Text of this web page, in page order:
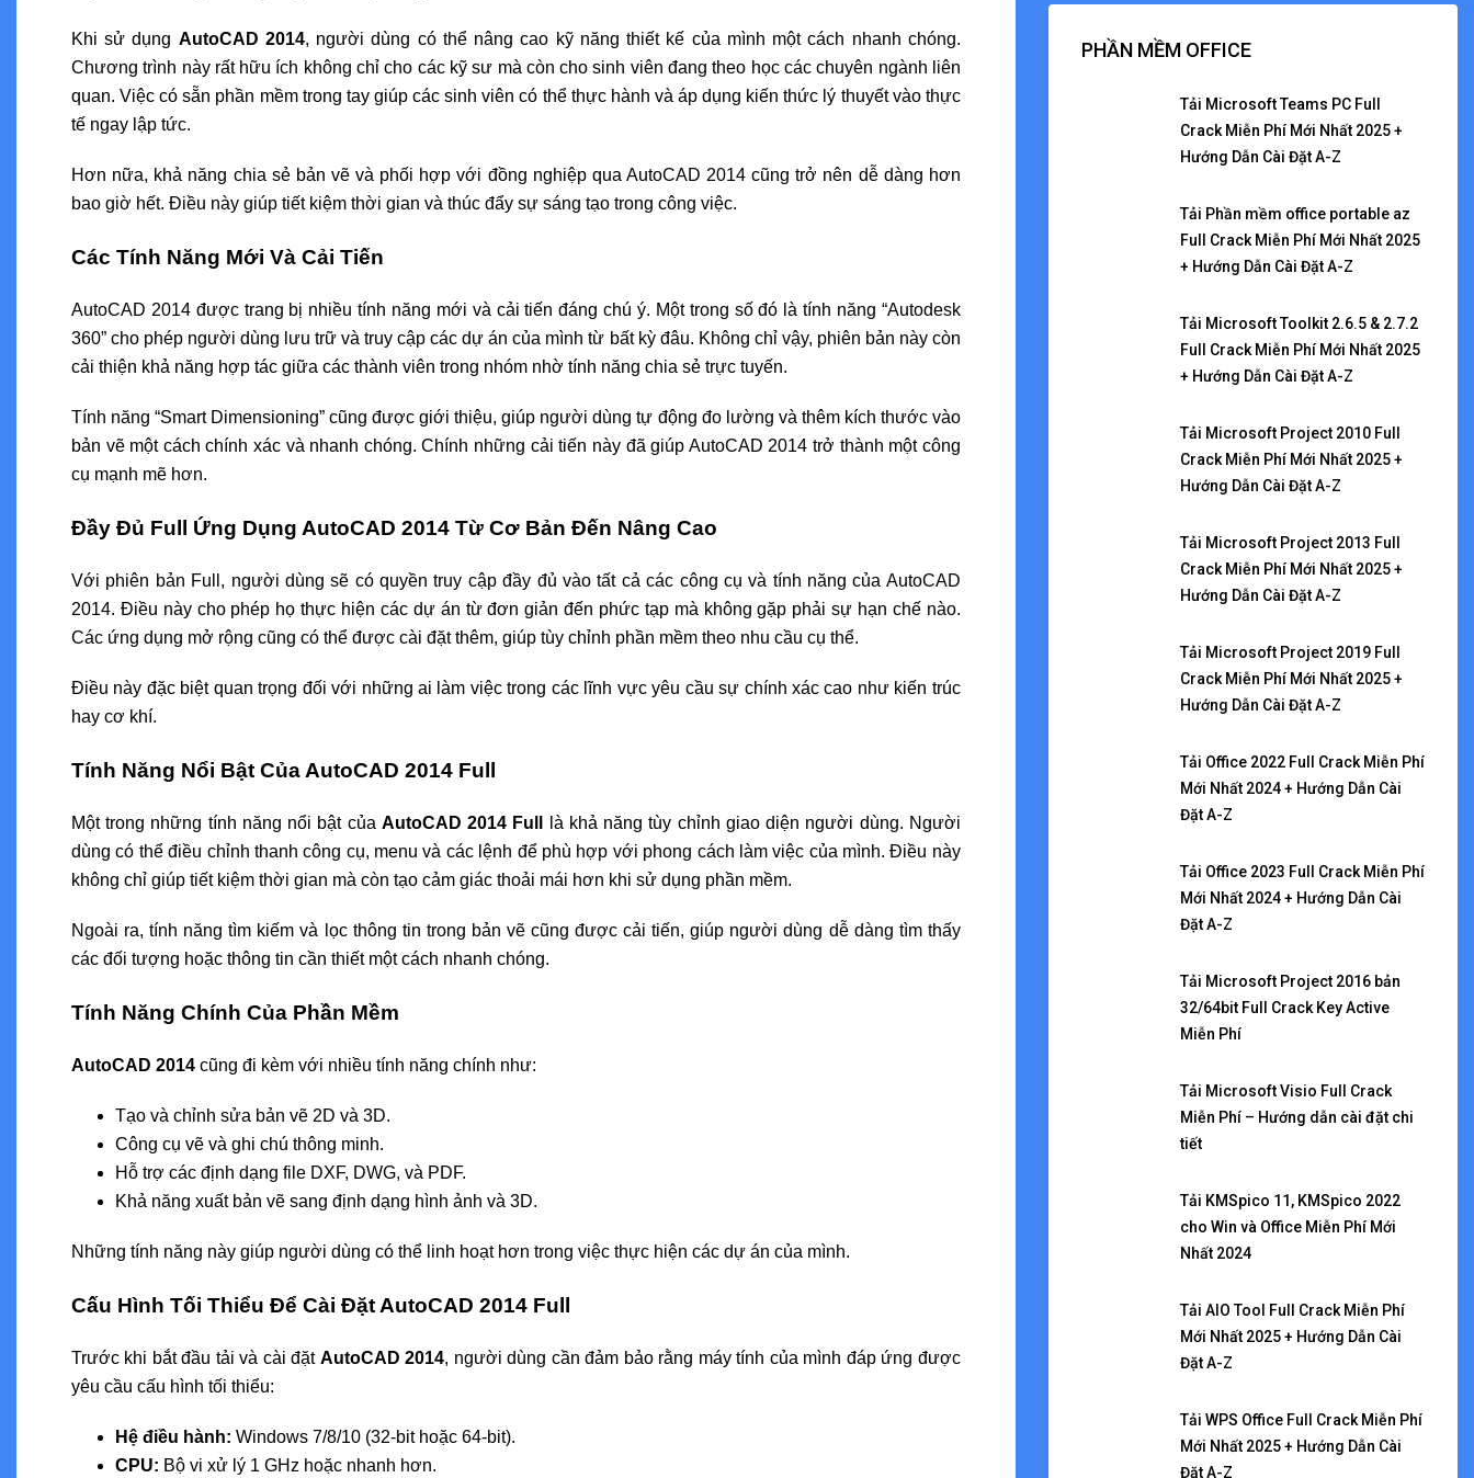
Khi sử dụng AutoCAD 2014, người dùng có thể nâng cao kỹ năng thiết kế của mình một cách nhanh chóng.
Chương trình này rất hữu ích không chỉ cho các kỹ sư mà còn cho sinh viên đang theo học các chuyên ngành liên
quan. Việc có sẵn phần mềm trong tay giúp các sinh viên có thể thực hành và áp dụng kiến thức lý thuyết vào thực
tế ngay lập tức.
Hơn nữa, khả năng chia sẻ bản vẽ và phối hợp với đồng nghiệp qua AutoCAD 2014 cũng trở nên dễ dàng hơn
bao giờ hết. Điều này giúp tiết kiệm thời gian và thúc đẩy sự sáng tạo trong công việc.
Các Tính Năng Mới Và Cải Tiến
AutoCAD 2014 được trang bị nhiều tính năng mới và cải tiến đáng chú ý. Một trong số đó là tính năng “Autodesk
360” cho phép người dùng lưu trữ và truy cập các dự án của mình từ bất kỳ đâu. Không chỉ vậy, phiên bản này còn
cải thiện khả năng hợp tác giữa các thành viên trong nhóm nhờ tính năng chia sẻ trực tuyến.
Tính năng “Smart Dimensioning” cũng được giới thiệu, giúp người dùng tự động đo lường và thêm kích thước vào
bản vẽ một cách chính xác và nhanh chóng. Chính những cải tiến này đã giúp AutoCAD 2014 trở thành một công
cụ mạnh mẽ hơn.
Đầy Đủ Full Ứng Dụng AutoCAD 2014 Từ Cơ Bản Đến Nâng Cao
Với phiên bản Full, người dùng sẽ có quyền truy cập đầy đủ vào tất cả các công cụ và tính năng của AutoCAD
2014. Điều này cho phép họ thực hiện các dự án từ đơn giản đến phức tạp mà không gặp phải sự hạn chế nào.
Các ứng dụng mở rộng cũng có thể được cài đặt thêm, giúp tùy chỉnh phần mềm theo nhu cầu cụ thể.
Điều này đặc biệt quan trọng đối với những ai làm việc trong các lĩnh vực yêu cầu sự chính xác cao như kiến trúc
hay cơ khí.
Tính Năng Nổi Bật Của AutoCAD 2014 Full
Một trong những tính năng nổi bật của AutoCAD 2014 Full
là khả năng tùy chỉnh giao diện người dùng. Người
dùng có thể điều chỉnh thanh công cụ, menu và các lệnh để phù hợp với phong cách làm việc của mình. Điều này
không chỉ giúp tiết kiệm thời gian mà còn tạo cảm giác thoải mái hơn khi sử dụng phần mềm.
Ngoài ra, tính năng tìm kiếm và lọc thông tin trong bản vẽ cũng được cải tiến, giúp người dùng dễ dàng tìm thấy
các đối tượng hoặc thông tin cần thiết một cách nhanh chóng.
Tính Năng Chính Của Phần Mềm
AutoCAD 2014 cũng đi kèm với nhiều tính năng chính như:
Tạo và chỉnh sửa bản vẽ 2D và 3D.
Công cụ vẽ và ghi chú thông minh.
Hỗ trợ các định dạng file DXF, DWG, và PDF.
Khả năng xuất bản vẽ sang định dạng hình ảnh và 3D.
Những tính năng này giúp người dùng có thể linh hoạt hơn trong việc thực hiện các dự án của mình.
Cấu Hình Tối Thiểu Để Cài Đặt AutoCAD 2014 Full
Trước khi bắt đầu tải và cài đặt AutoCAD 2014, người dùng cần đảm bảo rằng máy tính của mình đáp ứng được
yêu cầu cấu hình tối thiểu:
Hệ điều hành: Windows 7/8/10 (32-bit hoặc 64-bit).
CPU: Bộ vi xử lý 1 GHz hoặc nhanh hơn.
PHẦN MỀM OFFICE
Tải Microsoft Teams PC Full
Crack Miễn Phí Mới Nhất 2025 +
Hướng Dẫn Cài Đặt A-Z
Tải Phần mềm office portable az
Full Crack Miễn Phí Mới Nhất 2025
+ Hướng Dẫn Cài Đặt A-Z
Tải Microsoft Toolkit 2.6.5 & 2.7.2
Full Crack Miễn Phí Mới Nhất 2025
+ Hướng Dẫn Cài Đặt A-Z
Tải Microsoft Project 2010 Full
Crack Miễn Phí Mới Nhất 2025 +
Hướng Dẫn Cài Đặt A-Z
Tải Microsoft Project 2013 Full
Crack Miễn Phí Mới Nhất 2025 +
Hướng Dẫn Cài Đặt A-Z
Tải Microsoft Project 2019 Full
Crack Miễn Phí Mới Nhất 2025 +
Hướng Dẫn Cài Đặt A-Z
Tải Office 2022 Full Crack Miễn Phí
Mới Nhất 2024 + Hướng Dẫn Cài
Đặt A-Z
Tải Office 2023 Full Crack Miễn Phí
Mới Nhất 2024 + Hướng Dẫn Cài
Đặt A-Z
Tải Microsoft Project 2016 bản
32/64bit Full Crack Key Active
Miễn Phí
Tải Microsoft Visio Full Crack
Miễn Phí – Hướng dẫn cài đặt chi
tiết
Tải KMSpico 11, KMSpico 2022
cho Win và Office Miễn Phí Mới
Nhất 2024
Tải AIO Tool Full Crack Miễn Phí
Mới Nhất 2025 + Hướng Dẫn Cài
Đặt A-Z
Tải WPS Office Full Crack Miễn Phí
Mới Nhất 2025 + Hướng Dẫn Cài
Đặt A-Z